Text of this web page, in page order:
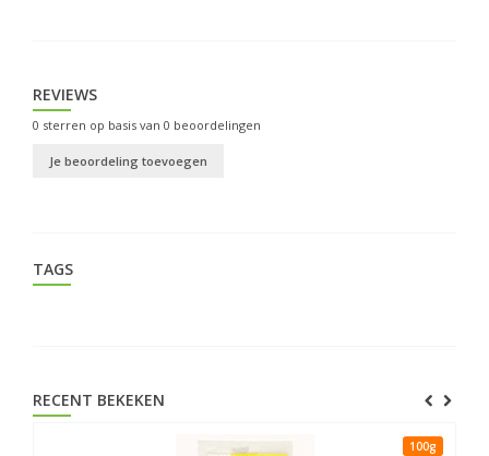
REVIEWS
0 sterren op basis van 0 beoordelingen
Je beoordeling toevoegen
TAGS
RECENT BEKEKEN
100g